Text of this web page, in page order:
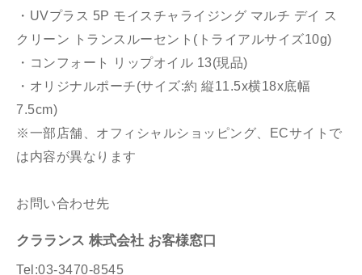
・UVプラス 5P モイスチャライジング マルチ デイ ス
クリーン トランスルーセント(トライアルサイズ10g)
・コンフォート リップオイル 13(現品)
・オリジナルポーチ(サイズ:約 縦11.5x横18x底幅
7.5cm)
※一部店舗、オフィシャルショッピング、ECサイトで
は内容が異なります
お問い合わせ先
クラランス 株式会社 お客様窓口
Tel:03-3470-8545